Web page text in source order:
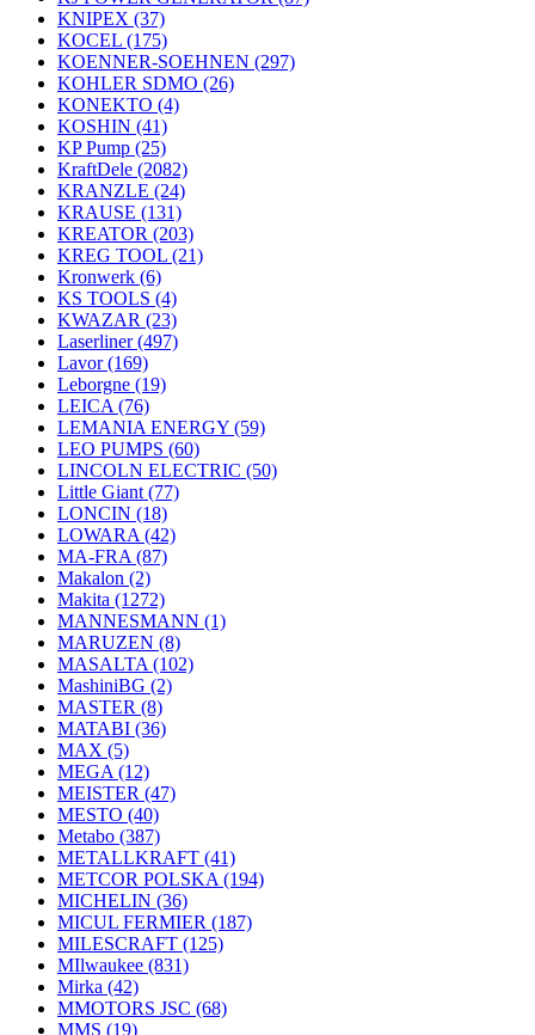
KNIPEX (37)
KOCEL (175)
KOENNER-SOEHNEN (297)
KOHLER SDMO (26)
KONEKTO (4)
KOSHIN (41)
KP Pump (25)
KraftDele (2082)
KRANZLE (24)
KRAUSE (131)
KREATOR (203)
KREG TOOL (21)
Kronwerk (6)
KS TOOLS (4)
KWAZAR (23)
Laserliner(497)
Lavor(169)
Leborgne (19)
LEICA (76)
LEMANIA ENERGY (59)
LEO PUMPS (60)
LINCOLN ELECTRIC (50)
Little Giant (77)
LONCIN (18)
LOWARA (42)
MA-FRA (87)
Makalon (2)
Makita (1272)
MANNESMANN (1)
MARUZEN (8)
MASALTA (102)
MashiniBG (2)
MASTER (8)
MATABI (36)
MAX (5)
MEGA (12)
MEISTER (47)
MESTO (40)
Metabo (387)
METALLKRAFT (41)
METCOR POLSKA (194)
MICHELIN (36)
MICUL FERMIER (187)
MILESCRAFT (125)
MIlwaukee (831)
Mirka (42)
MMOTORS JSC (68)
MMS (19)